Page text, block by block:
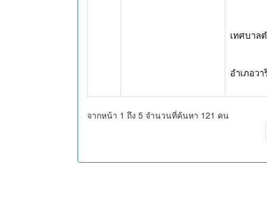
เทศบาล
อำเภอว
จากหน้า 1 ถึง 5 จำนวนที่ค้นหา 121 คน